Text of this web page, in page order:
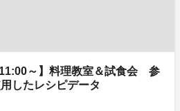
11:00～】料理教室＆試食会 参
したレシピデータ